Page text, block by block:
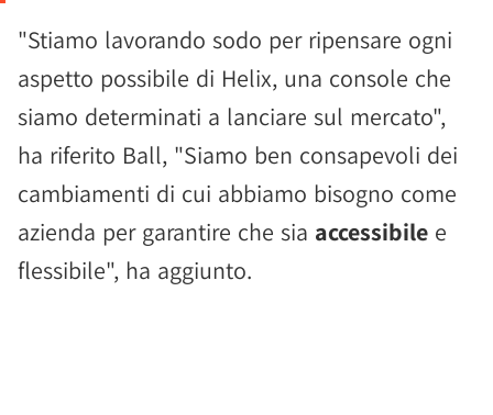
"Stiamo lavorando sodo per ripensare ogni
aspetto possibile di Helix, una console che
siamo determinati a lanciare sul mercato",
ha riferito Ball, "Siamo ben consapevoli dei
cambiamenti di cui abbiamo bisogno come
azienda per garantire che sia accessibile e
flessibile", ha aggiunto.